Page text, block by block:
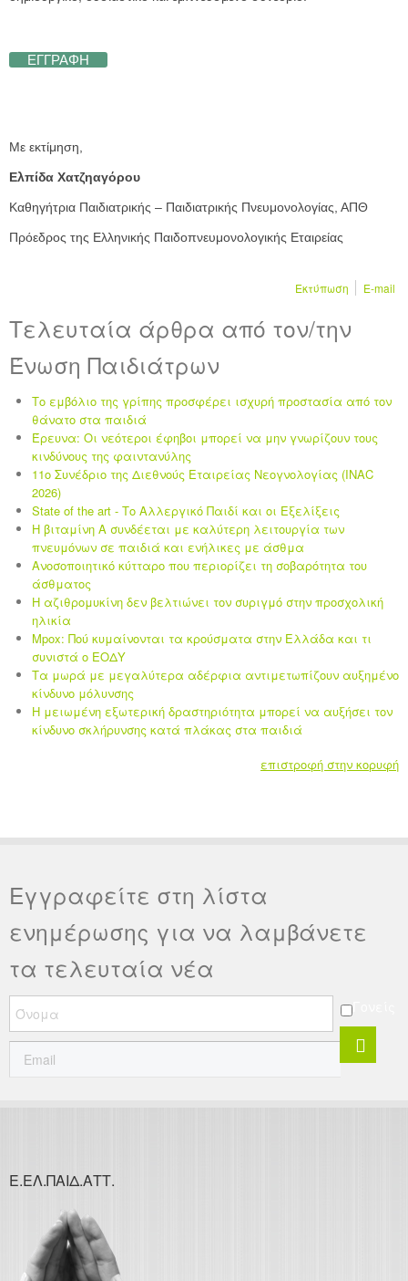
ΕΓΓΡΑΦΗ
Με εκτίμηση,
Ελπίδα Χατζηαγόρου
Καθηγήτρια Παιδιατρικής – Παιδιατρικής Πνευμονολογίας, ΑΠΘ
Πρόεδρος της Ελληνικής Παιδοπνευμονολογικής Εταιρείας
Εκτύπωση E-mail
Τελευταία άρθρα από τον/την
Ένωση Παιδιάτρων
Το εμβόλιο της γρίπης προσφέρει ισχυρή προστασία από τον
θάνατο στα παιδιά
Έρευνα: Οι νεότεροι έφηβοι μπορεί να μην γνωρίζουν τους
κινδύνους της φαιντανύλης
11ο Συνέδριο της Διεθνούς Εταιρείας Νεογνολογίας (INAC
2026)
State of the art - Το Αλλεργικό Παιδί και οι Eξελίξεις
Η βιταμίνη Α συνδέεται με καλύτερη λειτουργία των
πνευμόνων σε παιδιά και ενήλικες με άσθμα
Ανοσοποιητικό κύτταρο που περιορίζει τη σοβαρότητα του
άσθματος
Η αζιθρομυκίνη δεν βελτιώνει τον συριγμό στην προσχολική
ηλικία
Mpox: Πού κυμαίνονται τα κρούσματα στην Ελλάδα και τι
συνιστά ο ΕΟΔΥ
Τα μωρά με μεγαλύτερα αδέρφια αντιμετωπίζουν αυξημένο
κίνδυνο μόλυνσης
Η μειωμένη εξωτερική δραστηριότητα μπορεί να αυξήσει τον
κίνδυνο σκλήρυνσης κατά πλάκας στα παιδιά
επιστροφή στην κορυφή
Εγγραφείτε στη λίστα
ενημέρωσης για να λαμβάνετε
τα τελευταία νέα
Γονείς
Ε.ΕΛ.ΠΑΙΔ.ΑΤΤ.